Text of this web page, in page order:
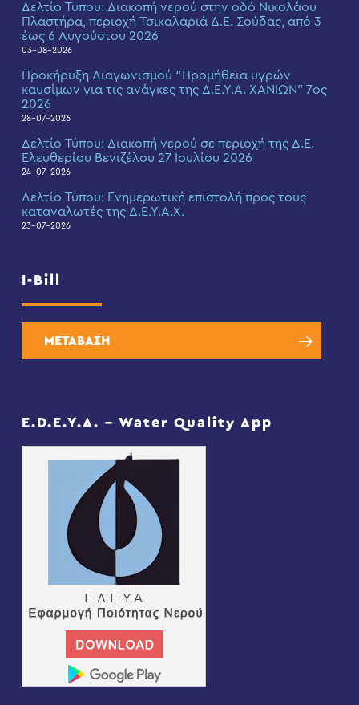
Δελτίο Τύπου: Διακοπή νερού στην οδό Νικολάου
Πλαστήρα, περιοχή Τσικαλαριά Δ.Ε. Σούδας, από 3
έως 6 Αυγούστου 2026
03-08-2026
Προκήρυξη Διαγωνισμού “Προμήθεια υγρών
καυσίμων για τις ανάγκες της Δ.Ε.Υ.Α. ΧΑΝΙΩΝ” 7ος
2026
28-07-2026
Δελτίο Τύπου: Διακοπή νερού σε περιοχή της Δ.Ε.
Ελευθερίου Βενιζέλου 27 Ιουλίου 2026
24-07-2026
Δελτίο Τύπου: Eνημερωτική επιστολή προς τους
καταναλωτές της Δ.Ε.Υ.Α.Χ.
23-07-2026
I-Bill
ΜΕΤΑΒΑΣΗ
E.D.E.Y.A. – Water Quality App